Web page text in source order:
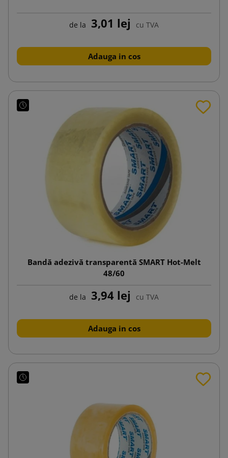
de la 3,01 lej cu TVA
Adauga in cos
Bandă adezivă transparentă SMART Hot-Melt
48/60
de la 3,94 lej cu TVA
Adauga in cos